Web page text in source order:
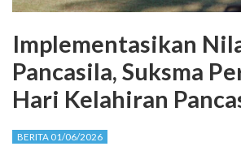
Implementasikan
Pancasila, Suksma
Hari Kelahiran
BERITA 01/06/2026